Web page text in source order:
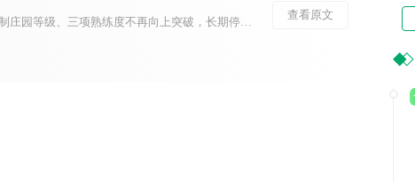
明日之后卡级号指幸存者主动控制庄园等级、三项熟练度不再向上突破，长期停留在指定等级区间培养战力的特殊账号。这类账号核心思路是避开不断升级带来的养成内卷，在固定等级分段持续完善装备、配件、图谱与进阶属性，依托游戏分段匹配机制，在同等级玩法中建立战力优势...
查看原文